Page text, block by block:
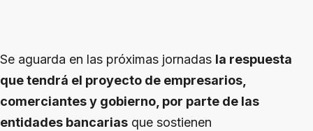
Se aguarda en las próximas jornadas la respuesta
que tendrá el proyecto de empresarios,
comerciantes y gobierno, por parte de las
entidades bancarias que sostienen